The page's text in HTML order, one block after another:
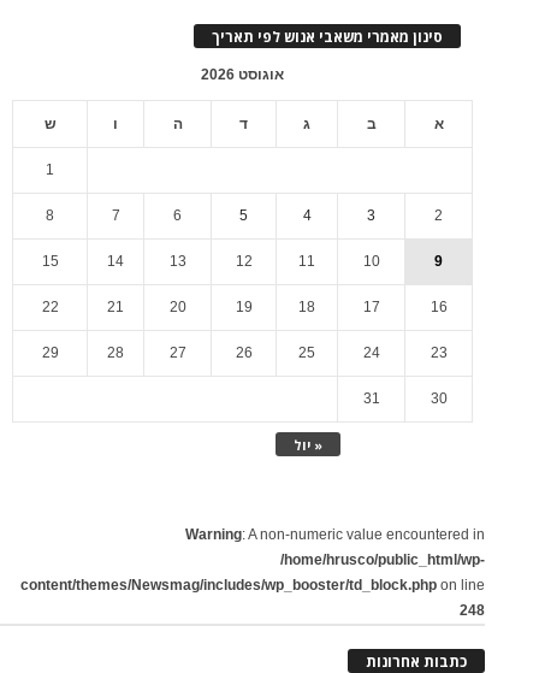
סינון מאמרי משאבי אנוש לפי תאריך
אוגוסט 2026
א ב ג ד ה ו ש
« יול
1
2
3
4
5
6
7
8
9
10
11
12
13
14
15
16
17
18
19
20
21
22
23
24
25
26
27
28
29
30
31
Warning: A non-numeric value encountered in
/home/hrusco/public_html/wp-
content/themes/Newsmag/includes/wp_booster/td_block.php on line
248
כתבות אחרונות